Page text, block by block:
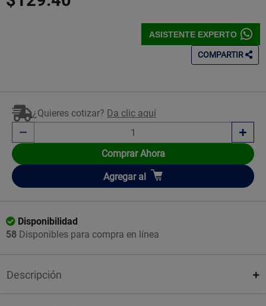
ASISTENTE EXPERTO
COMPARTIR
¿Quieres cotizar? Da clic aquí
Comprar Ahora
Añadir
Agregar al
Disponibilidad
58 Disponibles para compra en línea
Descripción